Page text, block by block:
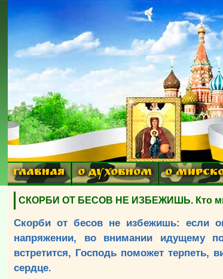
ГЛАВНАЯ О ДУХОВНОМ О
СКОРБИ ОТ БЕСОВ НЕ ИЗБЕЖИШЬ. Кто
Скорби от бесов не избежишь: если
напряжении, во внимании идущему
встретится, Господь поможет терпеть,
сердце.